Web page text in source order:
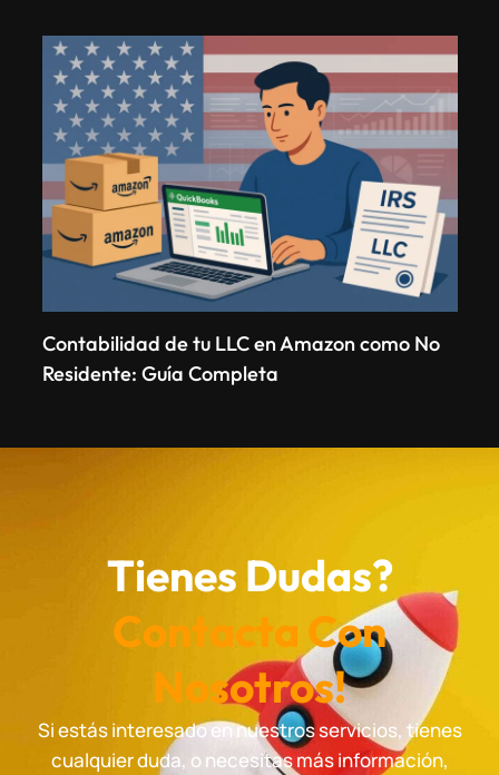
Contabilidad de tu LLC en Amazon como No
Residente: Guía Completa
Tienes Dudas?
Contacta Con
Nosotros!
Si estás interesado en nuestros servicios, tienes
cualquier duda, o necesitas más información,